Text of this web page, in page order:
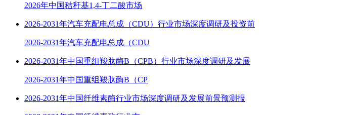
2026年中国秸秆基1,4-丁二酸市场
2026-2031年汽车充配电总成（CDU）行业市场深度调研及投资前
2026-2031年汽车充配电总成（CDU
2026-2031年中国重组羧肽酶B（CPB）行业市场深度调研及发展
2026-2031年中国重组羧肽酶B（CP
2026-2031年中国纤维素酶行业市场深度调研及发展前景预测报